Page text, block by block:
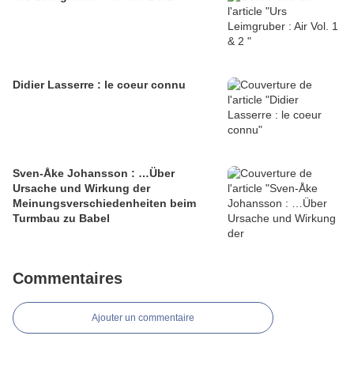
Didier Lasserre : le coeur connu
Sven-Åke Johansson : …Über
Ursache und Wirkung der
Meinungsverschiedenheiten beim
Turmbau zu Babel
Commentaires
Ajouter un commentaire